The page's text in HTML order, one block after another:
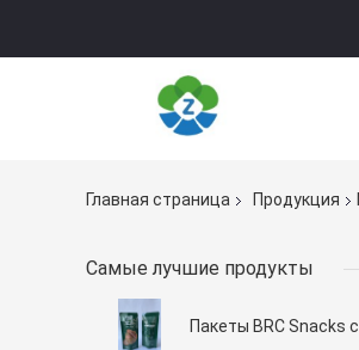
Главная страница Продукция
Самые лучшие продукты
Пакеты BRC Snacks